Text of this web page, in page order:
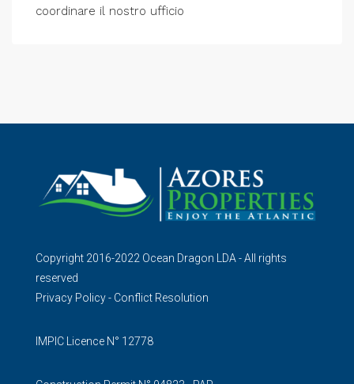
coordinare il nostro ufficio
Copyright 2016-2022 Ocean Dragon LDA - All rights
reserved
Privacy Policy- Conflict Resolution
IMPIC Licence N° 12778